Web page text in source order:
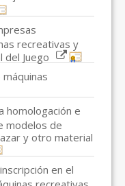
recreativas y
del Juego
homologación e
modelos de
y otro material
en el
recreativas